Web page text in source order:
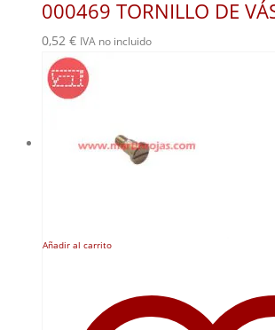
000469 TORNILLO DE
0,52 € IVA no incluido
Añadir al carrito